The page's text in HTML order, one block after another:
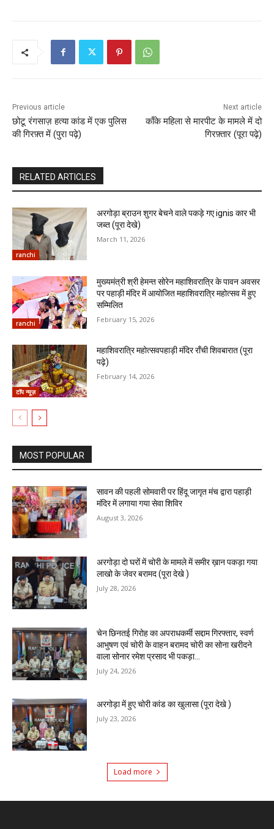
Previous article
छोटू रंगसाज़ हत्या कांड में एक पुलिस
की गिरफ़्त में (पुरा पढ़े)
Next article
काँके महिला से मारपीट के मामले में दो
गिरफ़्तार (पूरा पढ़े)
RELATED ARTICLES
ranchi
अरगोड़ा ब्राउन शुगर बेचने वाले पकड़े गए ignis कार भी
जब्त (पूरा देखे)
March 11, 2026
ranchi
मुख्यमंत्री श्री हेमन्त सोरेन महाशिवरात्रि के पावन अवसर
पर पहाड़ी मंदिर में आयोजित महाशिवरात्रि महोत्सव में हुए
सम्मिलित
February 15, 2026
टॉप न्यूज़
महाशिवरात्रि महोत्सवपहाड़ी मंदिर राँची शिवबारात (पूरा
पढ़े)
February 14, 2026
MOST POPULAR
सावन की पहली सोमवारी पर हिंदू जागृत मंच द्वारा पहाड़ी
मंदिर में लगाया गया सेवा शिविर
August 3, 2026
अरगोड़ा दो घरों में चोरी के मामले में समीर ख़ान पकड़ा गया
लाखो के जेवर बरामद (पूरा देखे )
July 28, 2026
चेन छिनतई गिरोह का अपराधकर्मी सद्दाम गिरफ्तार, स्वर्ण
आभुषण एवं चोरी के वाहन बरामद चोरी का सोना खरीदने
वाला सोनार रमेश प्रसाद भी पकड़ा...
July 24, 2026
अरगोड़ा में हुए चोरी कांड का खुलासा (पूरा देखे )
July 23, 2026
Load more